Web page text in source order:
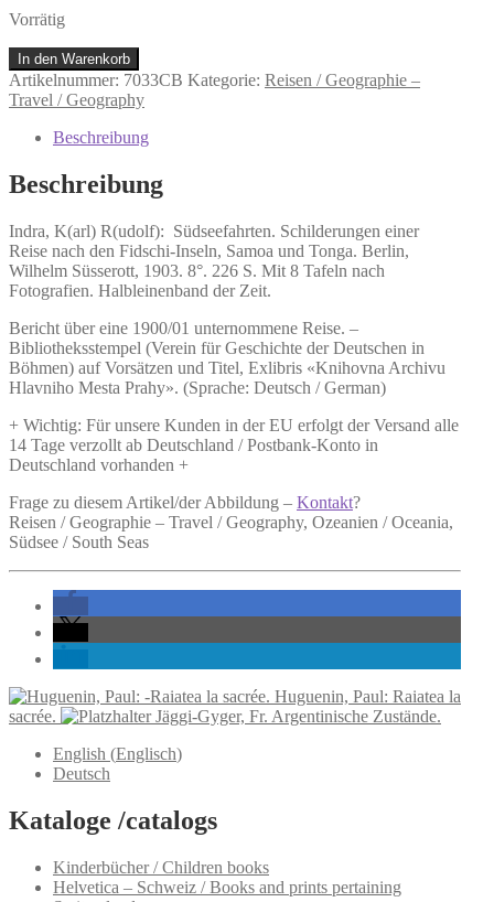
Vorrätig
Indra,
K(arl)
R(udolf):
Südseefahrten.
Menge
In den Warenkorb
Artikelnummer: 7033CB Kategorie: Reisen / Geographie –
Travel / Geography
Beschreibung
Beschreibung
Indra, K(arl) R(udolf): Südseefahrten. Schilderungen einer
Reise nach den Fidschi-Inseln, Samoa und Tonga. Berlin,
Wilhelm Süsserott, 1903. 8°. 226 S. Mit 8 Tafeln nach
Fotografien. Halbleinenband der Zeit.
Bericht über eine 1900/01 unternommene Reise. –
Bibliotheksstempel (Verein für Geschichte der Deutschen in
Böhmen) auf Vorsätzen und Titel, Exlibris «Knihovna Archivu
Hlavniho Mesta Prahy». (Sprache: Deutsch / German)
+ Wichtig: Für unsere Kunden in der EU erfolgt der Versand alle
14 Tage verzollt ab Deutschland / Postbank-Konto in
Deutschland vorhanden +
Frage zu diesem Artikel/der Abbildung – Kontakt?
Reisen / Geographie – Travel / Geography, Ozeanien / Oceania,
Südsee / South Seas
Huguenin, Paul: Raiatea la
sacrée.
Jäggi-Gyger, Fr. Argentinische Zustände.
English (Englisch)
Deutsch
Kataloge /catalogs
Kinderbücher / Children books
Helvetica – Schweiz / Books and prints pertaining